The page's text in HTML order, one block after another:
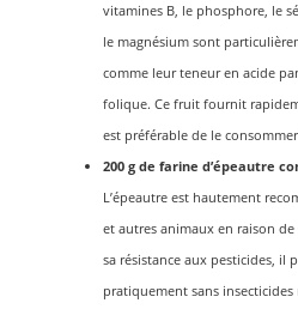
vitamines B, le phosphore, le
le magnésium sont
comme leur teneur en acide
folique. Ce fruit fournit
est préférable de le
200 g de farine d’épeautre
L’épeautre est hautement
et autres animaux en raison
sa résistance aux pesticides, il
pratiquement sans